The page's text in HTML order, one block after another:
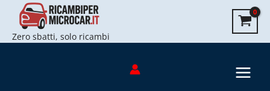
contenuto
Zero sbatti, solo ricambi